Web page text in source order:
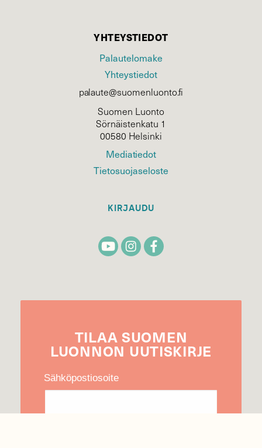
YHTEYSTIEDOT
Palautelomake
Yhteystiedot
palaute@suomenluonto.fi
Suomen Luonto
Sörnäistenkatu 1
00580 Helsinki
Mediatiedot
Tietosuojaseloste
KIRJAUDU
TILAA SUOMEN
LUONNON UUTIS­KIRJE
Sähköpostiosoite